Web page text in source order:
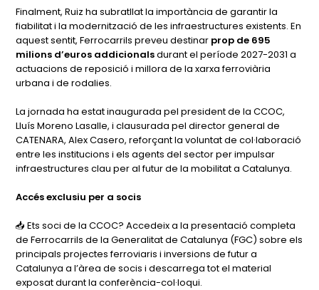
Finalment, Ruiz ha subratllat la importància de garantir la
fiabilitat i la modernització de les infraestructures existents. En
aquest sentit, Ferrocarrils preveu destinar prop de 695
milions d’euros addicionalsdurant el període 2027-2031 a
actuacions de reposició i millora de la xarxa ferroviària
urbana i de rodalies.
La jornada ha estat inaugurada pel president de la CCOC,
Lluís Moreno Lasalle, i clausurada pel director general de
CATENARA, Alex Casero, reforçant la voluntat de col·laboració
entre les institucions i els agents del sector per impulsar
infraestructures clau per al futur de la mobilitat a Catalunya.
Accés exclusiu per a socis
📥 Ets soci de la CCOC? Accedeix a la presentació completa
de Ferrocarrils de la Generalitat de Catalunya (FGC) sobre els
principals projectes ferroviaris i inversions de futur a
Catalunya a l’àrea de socis i descarrega tot el material
exposat durant la conferència-col·loqui.